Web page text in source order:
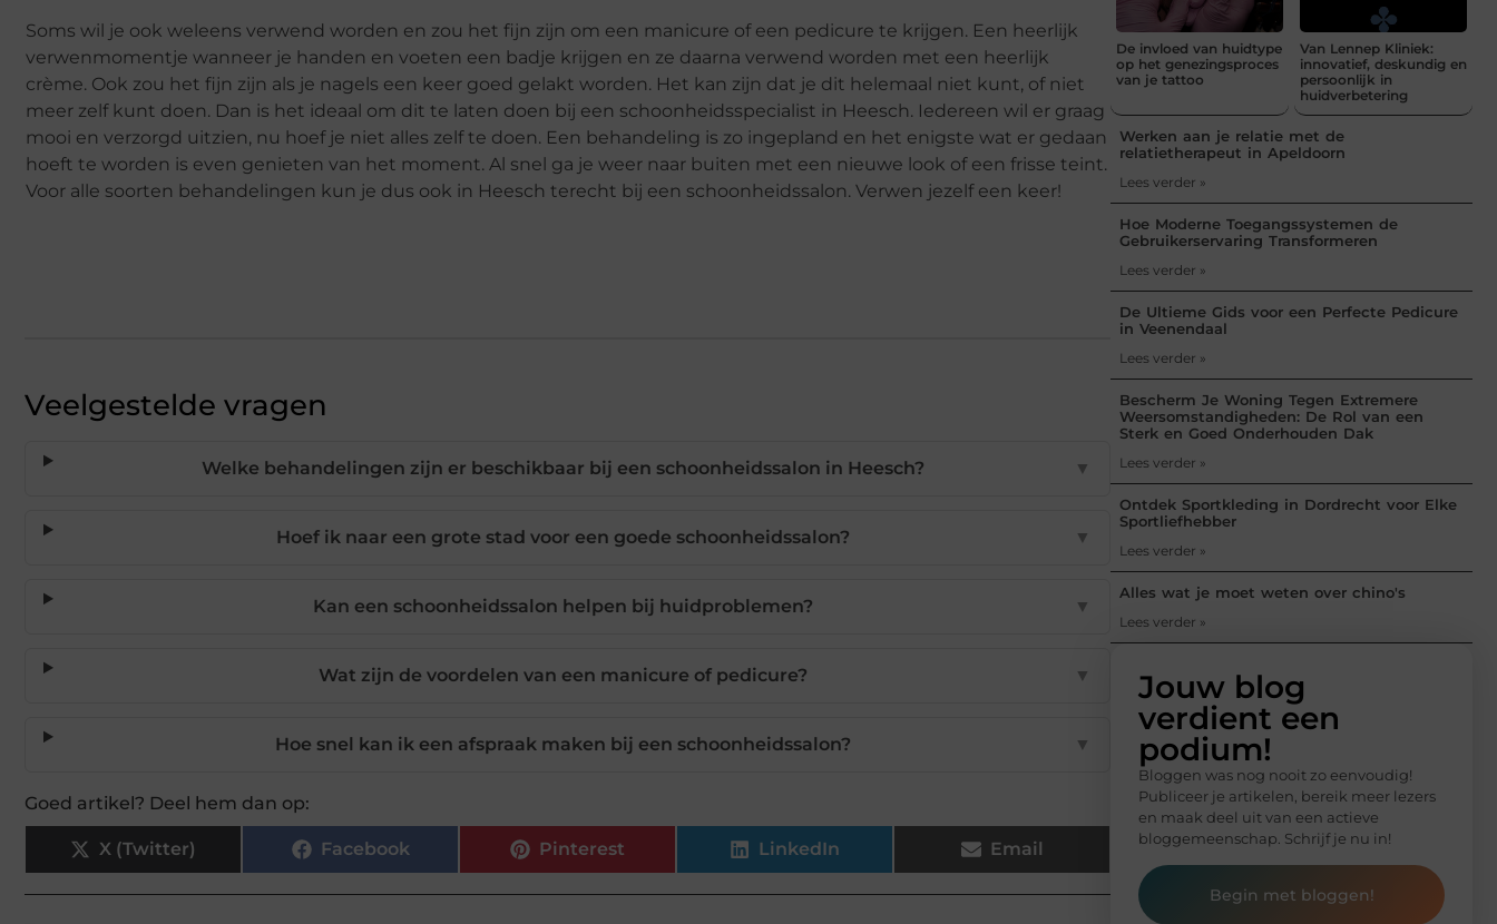
Soms wil je ook weleens verwend worden en zou het fijn zijn om een manicure of een pedicure te krijgen. Een heerlijk
verwenmomentje wanneer je handen en voeten een badje krijgen en ze daarna verwend worden met een heerlijk
crème. Ook zou het fijn zijn als je nagels een keer goed gelakt worden. Het kan zijn dat je dit helemaal niet kunt, of niet
meer zelf kunt doen. Dan is het ideaal om dit te laten doen bij een schoonheidsspecialist in Heesch. Iedereen wil er graag
mooi en verzorgd uitzien, nu hoef je niet alles zelf te doen. Een behandeling is zo ingepland en het enigste wat er gedaan
hoeft te worden is even genieten van het moment. Al snel ga je weer naar buiten met een nieuwe look of een frisse teint.
Voor alle soorten behandelingen kun je dus ook in Heesch terecht bij een schoonheidssalon. Verwen jezelf een keer!
Veelgestelde vragen
Welke behandelingen zijn er beschikbaar bij een schoonheidssalon in Heesch? ▼
Hoef ik naar een grote stad voor een goede schoonheidssalon? ▼
Kan een schoonheidssalon helpen bij huidproblemen? ▼
Wat zijn de voordelen van een manicure of pedicure? ▼
Hoe snel kan ik een afspraak maken bij een schoonheidssalon? ▼
Goed artikel? Deel hem dan op:
X (Twitter) Facebook Pinterest LinkedIn Email
De invloed van huidtype
op het genezingsproces
van je tattoo
Van Lennep Kliniek:
innovatief, deskundig en
persoonlijk in
huidverbetering
Werken aan je relatie met de
relatietherapeut in Apeldoorn
Lees verder »
Hoe Moderne Toegangssystemen de
Gebruikerservaring Transformeren
Lees verder »
De Ultieme Gids voor een Perfecte Pedicure
in Veenendaal
Lees verder »
Bescherm Je Woning Tegen Extremere
Weersomstandigheden: De Rol van een
Sterk en Goed Onderhouden Dak
Lees verder »
Ontdek Sportkleding in Dordrecht voor Elke
Sportliefhebber
Lees verder »
Alles wat je moet weten over chino's
Lees verder »
Jouw blog
verdient een
podium!
Bloggen was nog nooit zo eenvoudig!
Publiceer je artikelen, bereik meer lezers
en maak deel uit van een actieve
bloggemeenschap. Schrijf je nu in!
Begin met bloggen!